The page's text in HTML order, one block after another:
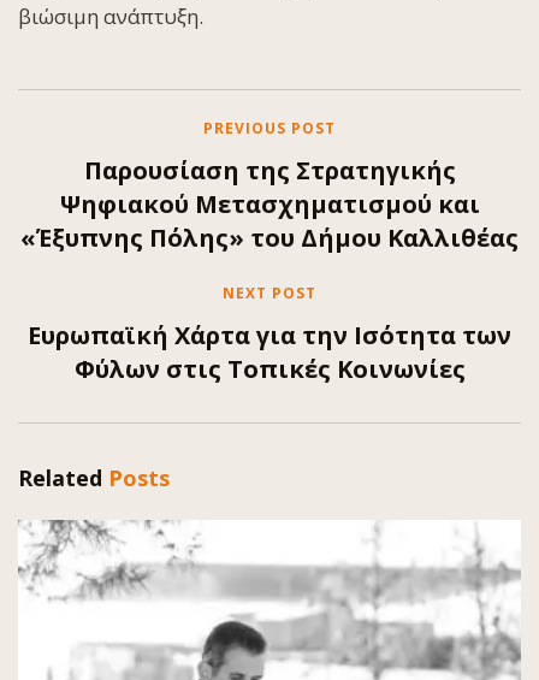
βιώσιμη ανάπτυξη.
PREVIOUS POST
Παρουσίαση της Στρατηγικής
Ψηφιακού Μετασχηματισμού και
«Έξυπνης Πόλης» του Δήμου Καλλιθέας
NEXT POST
Ευρωπαϊκή Χάρτα για την Ισότητα των
Φύλων στις Τοπικές Κοινωνίες
Related Posts